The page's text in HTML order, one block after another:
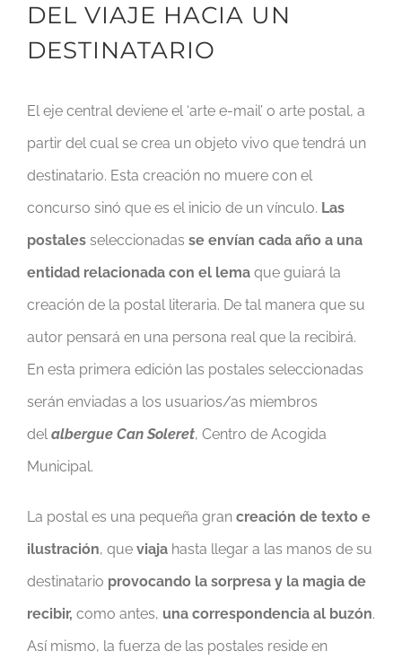
DEL VIAJE HACIA UN
DESTINATARIO
El eje central deviene el ‘arte e-mail’ o arte postal, a
partir del cual se crea un objeto vivo que tendrá un
destinatario. Esta creación no muere con el
concurso sinó que es el inicio de un vínculo. Las
postales seleccionadas se envían cada año a una
entidad relacionada con el lema que guiará la
creación de la postal literaria. De tal manera que su
autor pensará en una persona real que la recibirá.
En esta primera edición las postales seleccionadas
serán enviadas a los usuarios/as miembros
delalbergue Can Soleret, Centro de Acogida
Municipal.
La postal es una pequeña gran creación de texto e
ilustración, que viaja hasta llegar a las manos de su
destinatario provocando la sorpresa y la magia de
recibir, como antes, una correspondencia al buzón.
Así mismo, la fuerza de las postales reside en